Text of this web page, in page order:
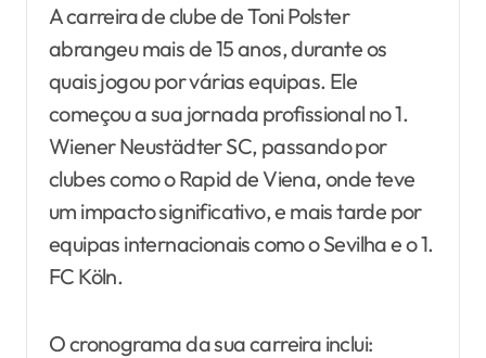
A carreira de clube de Toni Polster
abrangeu mais de 15 anos, durante os
quais jogou por várias equipas. Ele
começou a sua jornada profissional no 1.
Wiener Neustädter SC, passando por
clubes como o Rapid de Viena, onde teve
um impacto significativo, e mais tarde por
equipas internacionais como o Sevilha e o 1.
FC Köln.
O cronograma da sua carreira inclui: